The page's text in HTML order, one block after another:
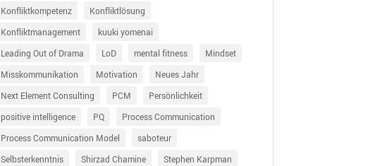
Konfliktkompetenz
Konfliktlösung
Konfliktmanagement
kuuki yomenai
Leading Out of Drama
LoD mental fitness
Mindset
Misskommunikation
Motivation
Neues Jahr
Next Element Consulting
PCM
Persönlichkeit
positive intelligence
PQ
Process Communication
Process Communication Model
saboteur
Selbsterkenntnis
Shirzad Chamine
Stephen Karpman